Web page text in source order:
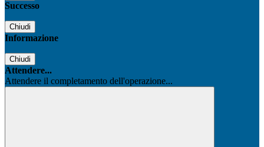
Successo
Chiudi
Informazione
Chiudi
Attendere...
Attendere il completamento dell'operazione...